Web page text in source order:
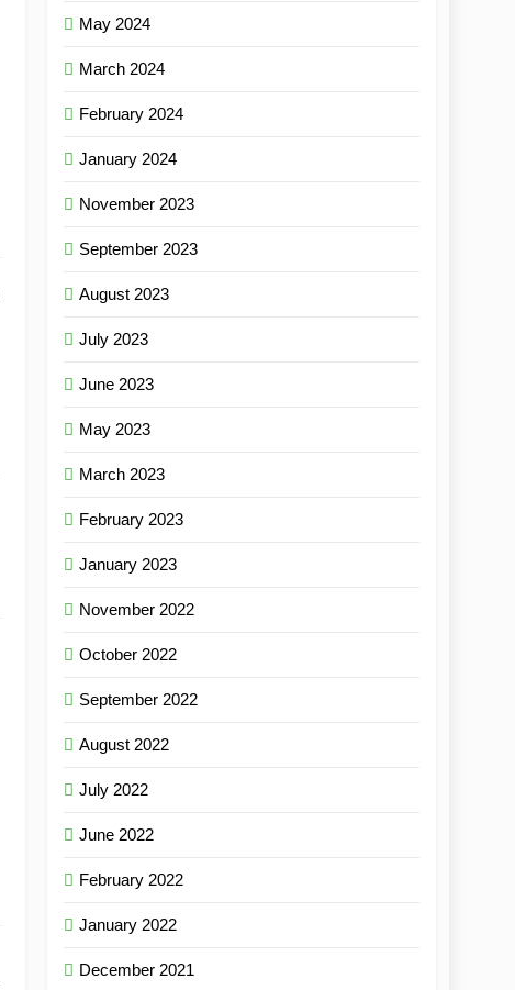
May 2024
March 2024
February 2024
January 2024
November 2023
September 2023
August 2023
July 2023
June 2023
May 2023
March 2023
February 2023
January 2023
November 2022
October 2022
September 2022
August 2022
July 2022
June 2022
February 2022
January 2022
December 2021